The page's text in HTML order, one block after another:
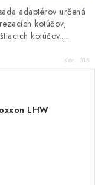
adaptérov určená
kotúčov,
kotúčov....
Kód: 315
LHW